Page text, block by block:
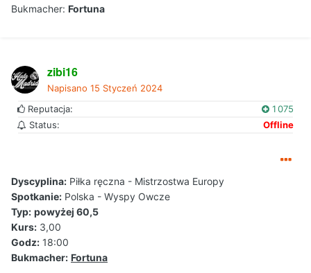
Bukmacher: Fortuna
zibi16
Napisano 15 Styczeń 2024
Reputacja:
1 075
Status:
Offline
Dyscyplina: Piłka ręczna - Mistrzostwa Europy
Spotkanie: Polska - Wyspy Owcze
Typ: powyżej 60,5
Kurs: 3,00
Godz: 18:00
Bukmacher: Fortuna